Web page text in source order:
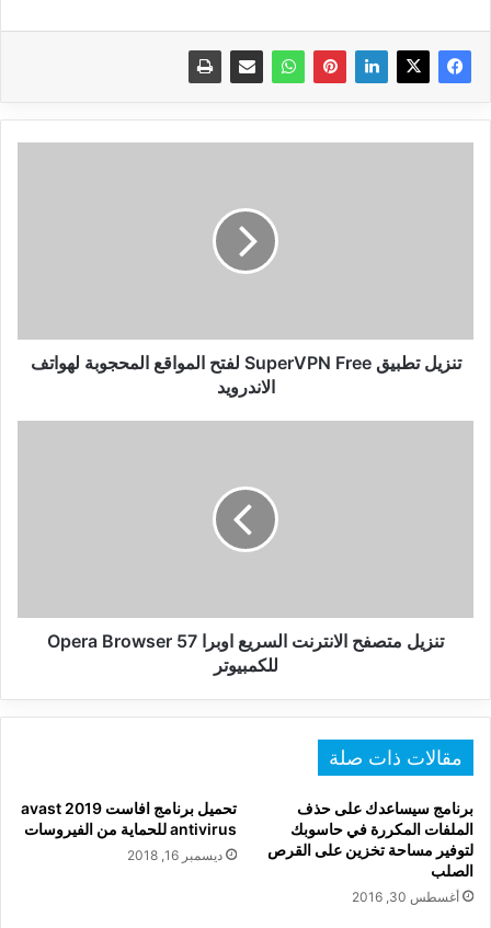
الاندرويد
تنزيل تطبيق SuperVPN Free لفتح المواقع المحجوبة لهواتف
الاندرويد
للكمبيوتر
تنزيل متصفح الانترنت السريع اوبرا Opera Browser 57
للكمبيوتر
مقالات ذات صلة
برنامج سيساعدك على حذف
الملفات المكررة في حاسوبك
لتوفير مساحة تخزين على القرص
الصلب
أغسطس 30, 2016
تحميل برنامج افاست 2019 avast
antivirus للحماية من الفيروسات
ديسمبر 16, 2018